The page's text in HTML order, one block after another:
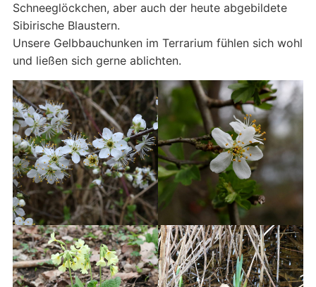
Schneeglöckchen, aber auch der heute abgebildete
Sibirische Blaustern.
Unsere Gelbbauchunken im Terrarium fühlen sich wohl
und ließen sich gerne ablichten.